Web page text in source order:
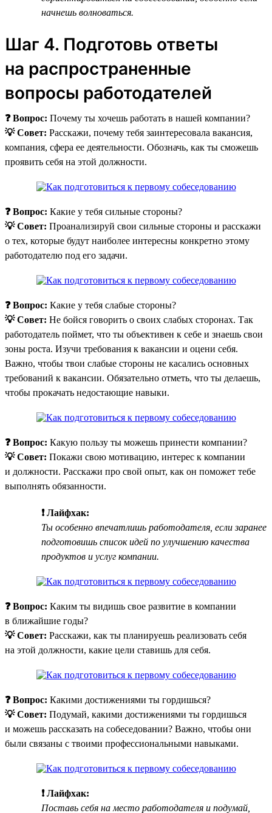
начнешь волноваться.
Шаг 4. Подготовь ответы
на распространенные
вопросы работодателей
❓ Вопрос: Почему ты хочешь работать в нашей компании?
💡 Совет: Расскажи, почему тебя заинтересовала вакансия,
компания, сфера ее деятельности. Обозначь, как ты сможешь
проявить себя на этой должности.
❓ Вопрос: Какие у тебя сильные стороны?
💡 Совет: Проанализируй свои сильные стороны и расскажи
о тех, которые будут наиболее интересны конкретно этому
работодателю под его задачи.
❓ Вопрос: Какие у тебя слабые стороны?
💡 Совет: Не бойся говорить о своих слабых сторонах. Так
работодатель поймет, что ты объективен к себе и знаешь свои
зоны роста. Изучи требования к вакансии и оцени себя.
Важно, чтобы твои слабые стороны не касались основных
требований к вакансии. Обязательно отметь, что ты делаешь,
чтобы прокачать недостающие навыки.
❓ Вопрос: Какую пользу ты можешь принести компании?
💡 Совет: Покажи свою мотивацию, интерес к компании
и должности. Расскажи про свой опыт, как он поможет тебе
выполнять обязанности.
❗ Лайфхак:
Ты особенно впечатлишь работодателя, если заранее
подготовишь список идей по улучшению качества
продуктов и услуг компании.
❓ Вопрос: Каким ты видишь свое развитие в компании
в ближайшие годы?
💡 Совет: Расскажи, как ты планируешь реализовать себя
на этой должности, какие цели ставишь для себя.
❓ Вопрос: Какими достижениями ты гордишься?
💡 Совет: Подумай, какими достижениями ты гордишься
и можешь рассказать на собеседовании? Важно, чтобы они
были связаны с твоими профессиональными навыками.
❗ Лайфхак:
Поставь себя на место работодателя и подумай,